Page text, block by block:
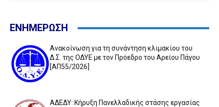
ΕΝΗΜΕΡΩΣΗ
Ανακοίνωση για τη συνάντηση κλιμακίου του
Δ.Σ. της ΟΔΥΕ με τον Πρόεδρο του Αρείου Πάγου
[ΑΠ55/2026]
ΑΔΕΔΥ: Κήρυξη Πανελλαδικής στάσης εργασίας